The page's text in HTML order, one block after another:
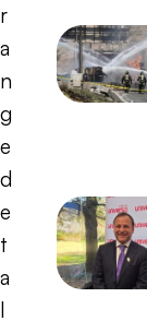
r
a
n
g
e
d
e
t
a
l